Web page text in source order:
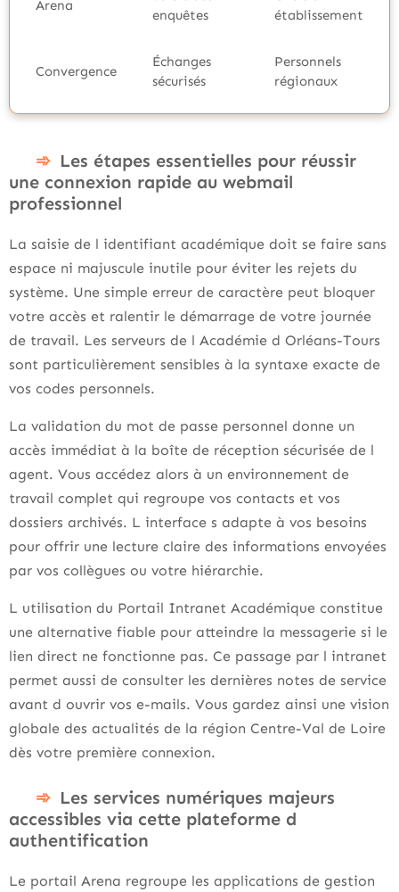
Arena
enquêtes
établissement
Convergence
Échanges
sécurisés
Personnels
régionaux
Les étapes essentielles pour réussir
une connexion rapide au webmail
professionnel
La saisie de l identifiant académique doit se faire sans
espace ni majuscule inutile pour éviter les rejets du
système. Une simple erreur de caractère peut bloquer
votre accès et ralentir le démarrage de votre journée
de travail. Les serveurs de l Académie d Orléans-Tours
sont particulièrement sensibles à la syntaxe exacte de
vos codes personnels.
La validation du mot de passe personnel donne un
accès immédiat à la boîte de réception sécurisée de l
agent. Vous accédez alors à un environnement de
travail complet qui regroupe vos contacts et vos
dossiers archivés. L interface s adapte à vos besoins
pour offrir une lecture claire des informations envoyées
par vos collègues ou votre hiérarchie.
L utilisation du Portail Intranet Académique constitue
une alternative fiable pour atteindre la messagerie si le
lien direct ne fonctionne pas. Ce passage par l intranet
permet aussi de consulter les dernières notes de service
avant d ouvrir vos e-mails. Vous gardez ainsi une vision
globale des actualités de la région Centre-Val de Loire
dès votre première connexion.
Les services numériques majeurs
accessibles via cette plateforme d
authentification
Le portail Arena regroupe les applications de gestion